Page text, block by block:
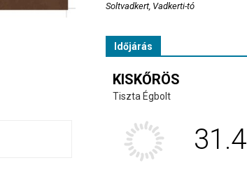
Soltvadkert, Vadkerti-tó
Időjárás
KISKŐRÖS
Tiszta Égbolt
31.4